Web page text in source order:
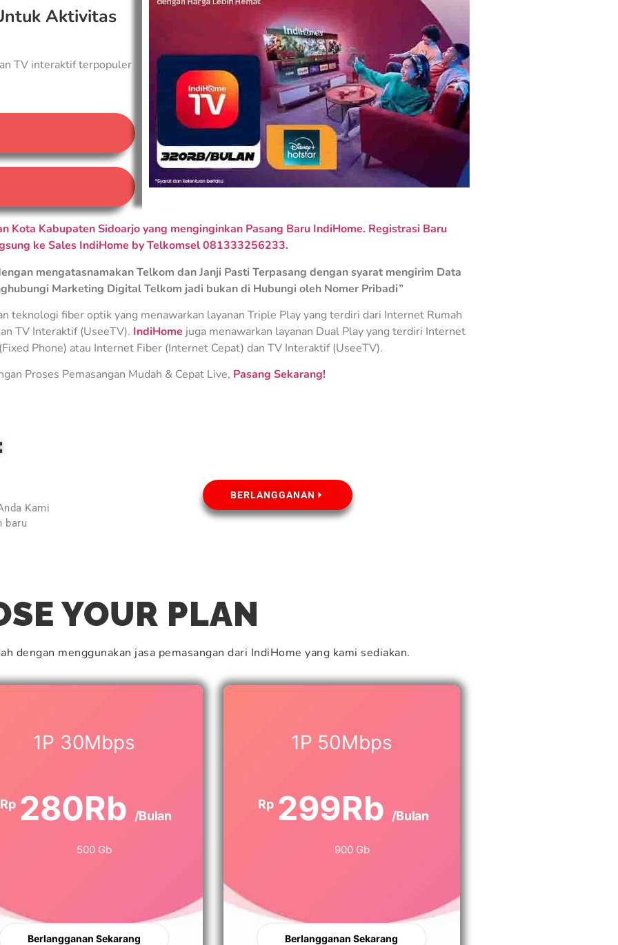
Aktivitas
TV interaktif terpopuler
Kota Kabupaten Sidoarjo yang menginginkan Pasang Baru IndiHome. Registrasi Baru
ke Sales IndiHome by Telkomsel 081333256233.
mengatasnamakan Telkom dan Janji Pasti Terpasang dengan syarat mengirim Data
Marketing Digital Telkom jadi bukan di Hubungi oleh Nomer Pribadi”
teknologi fiber optik yang menawarkan layanan Triple Play yang terdiri dari Internet Rumah
TV Interaktif (UseeTV). IndiHome juga menawarkan layanan Dual Play yang terdiri Internet
Phone) atau Internet Fiber (Internet Cepat) dan TV Interaktif (UseeTV).
Proses Pemasangan Mudah & Cepat Live, Pasang Sekarang!
Kami
baru
BERLANGGANAN
YOUR PLAN
dengan menggunakan jasa pemasangan dari IndiHome yang kami sediakan.
1P 30Mbps
Rp 280Rb /Bulan
500 Gb
Berlangganan Sekarang
1P 50Mbps
Rp 299Rb /Bulan
900 Gb
Berlangganan Sekarang